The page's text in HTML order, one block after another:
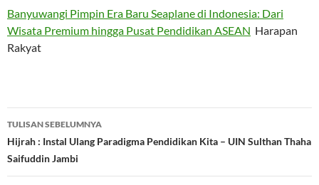
Banyuwangi Pimpin Era Baru Seaplane di Indonesia: Dari
Wisata Premium hingga Pusat Pendidikan ASEAN Harapan
Rakyat
Navigasi
Tulisan
TULISAN SEBELUMNYA
Hijrah : Instal Ulang Paradigma Pendidikan Kita – UIN Sulthan Thaha
Saifuddin Jambi